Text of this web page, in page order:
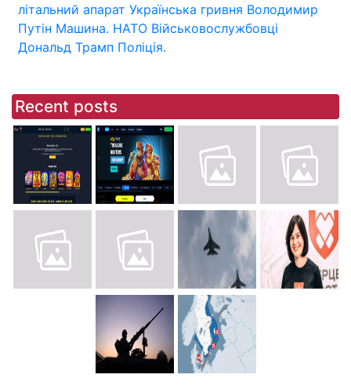
літальний апарат Українська гривня Володимир
Путін Машина. НАТО Військовослужбовці
Дональд Трамп Поліція.
Recent posts